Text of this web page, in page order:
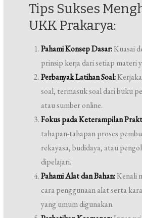
Tips Sukses
UKK Prakarya:
Pahami Konsep Dasar:Kuasai
prinsip kerja dari setiap materi
Perbanyak Latihan Soal:
soal, termasuk soal dari buku
atau sumber online.
Fokus pada Keterampilan
tahapan-tahapan proses
rekayasa, budidaya, atau
dipelajari.
Pahami Alat dan Bahan:Kenali
cara penggunaan alat serta
yang umum digunakan.